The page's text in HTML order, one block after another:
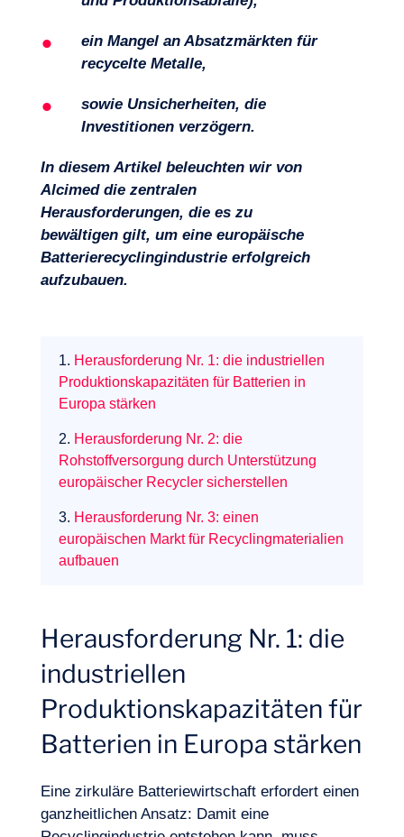
ein Mangel an Absatzmärkten für
recycelte Metalle,
sowie Unsicherheiten, die
Investitionen verzögern.
In diesem Artikel beleuchten wir von
Alcimed die zentralen
Herausforderungen, die es zu
bewältigen gilt, um eine europäische
Batterierecyclingindustrie erfolgreich
aufzubauen.
1. Herausforderung Nr. 1: die industriellen
Produktionskapazitäten für Batterien in
Europa stärken
2. Herausforderung Nr. 2: die
Rohstoffversorgung durch Unterstützung
europäischer Recycler sicherstellen
3. Herausforderung Nr. 3: einen
europäischen Markt für Recyclingmaterialien
aufbauen
Herausforderung Nr. 1: die
industriellen
Produktionskapazitäten für
Batterien in Europa stärken
Eine zirkuläre Batteriewirtschaft erfordert einen
ganzheitlichen Ansatz: Damit eine